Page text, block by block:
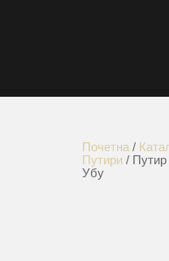
Почетна /
Путири/ Путир
Убу